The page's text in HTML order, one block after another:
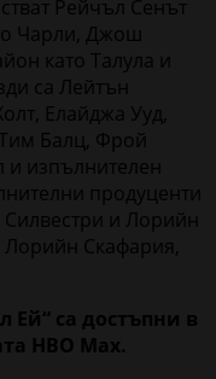
Рейчъл Сенът
Чарли, Джош
като Талула и
са Лейтън
Елайджа Ууд,
Балц, Фрой
и изпълнителен
продуценти
и Лорийн
Скафария,
Ей“ са достъпни в
HBO Max.